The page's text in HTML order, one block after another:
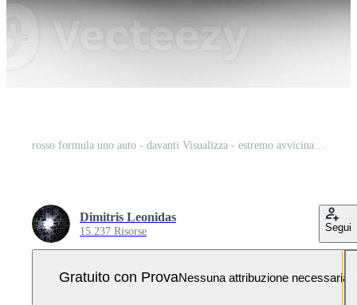
Dimitris Leonidas
15.237 Risorse Segui
Gratuito con ProvaNessuna attribuzione necessaria